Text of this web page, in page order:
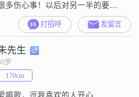
多伤心事！以后对另一半的要求
就两个字（忠，孝）未来的日子我
会让你幸福！！！没有有照片的女
请勿扰！
打招呼 发留言
先生
岁
170cm
唱歌，逗我喜欢的人开心